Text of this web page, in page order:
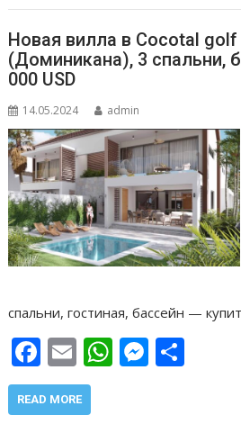
Новая вилла в Cocotal
(Доминикана), 3 спальни,
000 USD
14.05.2024 admin
спальни, гостиная, бассейн —
F
ac
e
E
m
ai
W M
READ MORE